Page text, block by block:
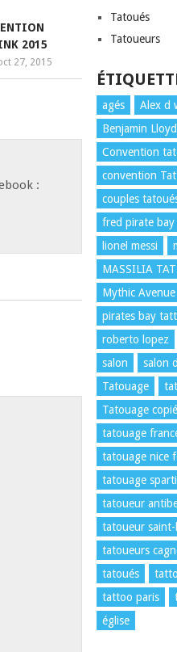
2015
27, 2015
:
Tatoués
Tatoueurs
agés Alex d
Benjamin Lloyd
Convention
convention
couples
fred pirate bay
lionel messi
MASSILIA
Mythic
pirates bay
roberto lopez
salon
salon
Tatouage
Tatouage copié
tatouage
tatouage nice
tatouage
tatoueur
tatoueur
tatoueurs
tatoués
tattoo paris
église